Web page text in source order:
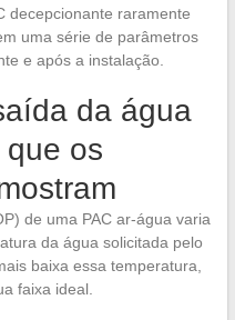
decepcionante raramente
uma série de parâmetros
e após a instalação.
da água
os
de uma PAC ar-água varia
da água solicitada pelo
baixa essa temperatura,
faixa ideal.